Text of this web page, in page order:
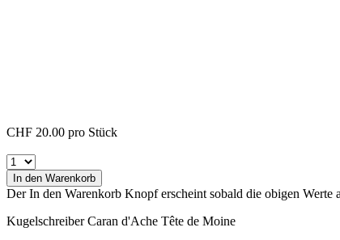
CHF 20.00 pro Stück
In den Warenkorb
Der In den Warenkorb Knopf erscheint sobald die obigen Werte
Kugelschreiber Caran d'Ache Tête de Moine